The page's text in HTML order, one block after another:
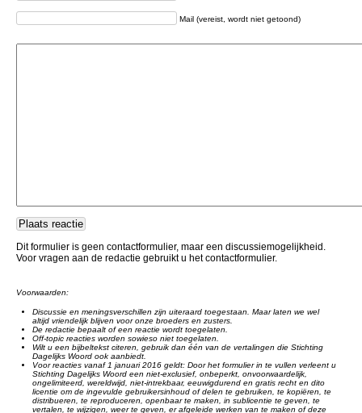
Mail (vereist, wordt niet getoond)
Dit formulier is geen contactformulier, maar een discussiemogelijkheid.
Voor vragen aan de redactie gebruikt u het contactformulier.
Voorwaarden:
Discussie en meningsverschillen zijn uiteraard toegestaan. Maar laten we wel
altijd vriendelijk blijven voor onze broeders en zusters.
De redactie bepaalt of een reactie wordt toegelaten.
Off-topic reacties worden sowieso niet toegelaten.
Wilt u een bijbeltekst citeren, gebruik dan één van de vertalingen die Stichting
Dagelijks Woord ook aanbiedt.
Voor reacties vanaf 1 januari 2016 geldt: Door het formulier in te vullen verleent u
Stichting Dagelijks Woord een niet-exclusief, onbeperkt, onvoorwaardelijk,
ongelimiteerd, wereldwijd, niet-intrekbaar, eeuwigdurend en gratis recht en dito
licentie om de ingevulde gebruikersinhoud of delen te gebruiken, te kopiëren, te
distribueren, te reproduceren, openbaar te maken, in sublicentie te geven, te
vertalen, te wijzigen, weer te geven, er afgeleide werken van te maken of deze